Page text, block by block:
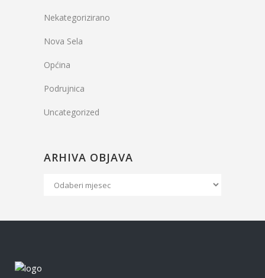
Nekategorizirano
Nova Sela
Općina
Podrujnica
Uncategorized
ARHIVA OBJAVA
Arhiva